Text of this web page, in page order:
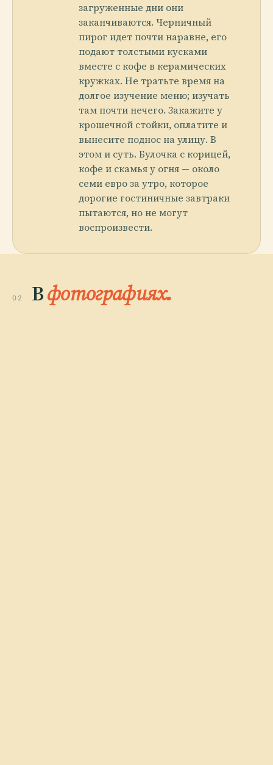
загруженные дни они
заканчиваются. Черничный
пирог идет почти наравне, его
подают толстыми кусками
вместе с кофе в керамических
кружках. Не тратьте время на
долгое изучение меню; изучать
там почти нечего. Закажите у
крошечной стойки, оплатите и
вынесите поднос на улицу. В
этом и суть. Булочка с корицей,
кофе и скамья у огня — около
семи евро за утро, которое
дорогие гостиничные завтраки
пытаются, но не могут
воспроизвести.
02 Вфотографиях.